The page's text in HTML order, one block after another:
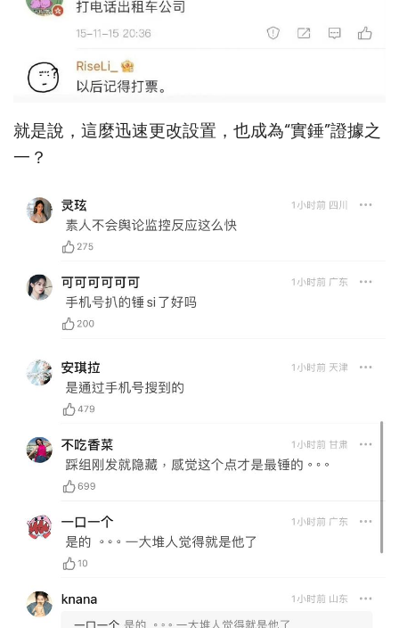
就是說，這麼迅速更改設置，也成為“實錘”證據之
一？